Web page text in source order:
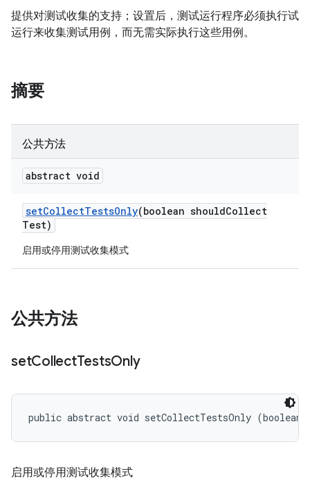
提供对测试收集的支持；设置后，测试运行程序必须执行试
运行来收集测试用例，而无需实际执行这些用例。
摘要
公共方法
abstract void
setCollectTestsOnly(boolean shouldCollect
Test)
启用或停用测试收集模式
公共方法
setCollectTestsOnly
public abstract void setCollectTestsOnly (boolean
启用或停用测试收集模式